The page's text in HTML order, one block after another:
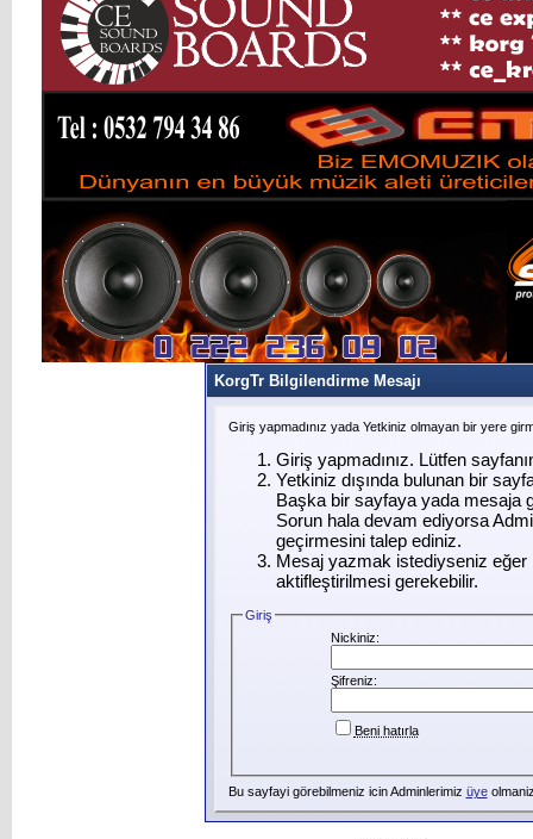
KorgTr Bilgilendirme Mesajı
Giriş yapmadınız yada Yetkiniz olmayan bir yere
Giriş yapmadınız. Lütfen
Yetkiniz dışında bulunan bir
Başka bir sayfaya yada mesaja
Sorun hala devam ediyorsa
geçirmesini talep ediniz.
Mesaj yazmak istediyseniz eğer
aktifleştirilmesi gerekebilir.
Giriş
Nickiniz:
Şifreniz:
Beni hatırla
Bu sayfayi görebilmeniz icin Adminlerimiz üye